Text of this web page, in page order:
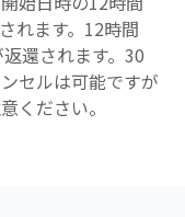
経由でのご来
れます。12時間
還されます。30
セルは可能ですが
ください。